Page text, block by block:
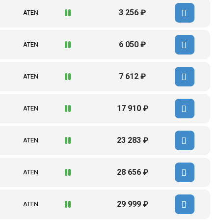
ATEN 3 256 ₽
ATEN 6 050 ₽
ATEN 7 612 ₽
ATEN 17 910 ₽
ATEN 23 283 ₽
ATEN 28 656 ₽
ATEN 29 999 ₽